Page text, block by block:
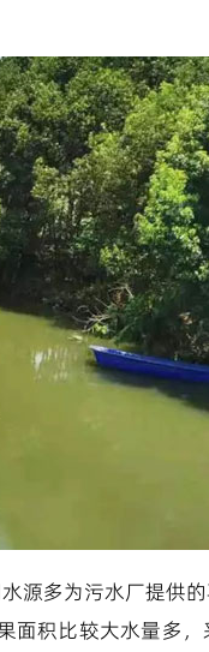
源多为污水厂提供
面积比较大水量多